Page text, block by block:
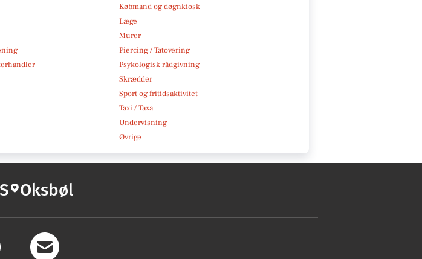
Købmand og døgnkiosk
Læge
Murer
Piercing / Tatovering
Psykologisk rådgivning
Skrædder
Sport og fritidsaktivitet
Taxi / Taxa
Undervisning
Øvrige
Oksbøl